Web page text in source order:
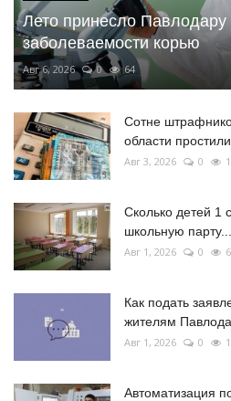
Лето принесло Павлодару
заболеваемости корью
Авг 6, 2026 0 64
Сотне
области
Авг 3, 2026 0
Сколько детей 1
школьную парту...
Авг 1, 2026 0
Как подать
жителям
Авг 1, 2026 0
Автоматизация